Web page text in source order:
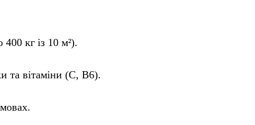
кг із 10 м²).
вітаміни (С, В6).